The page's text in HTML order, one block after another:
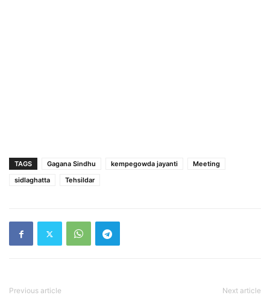
TAGS Gagana Sindhu kempegowda jayanti
Meeting
sidlaghatta
Tehsildar
Previous article Next article